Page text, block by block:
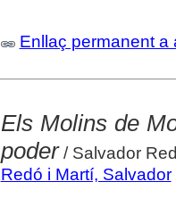
Enllaç permanent a
Els Molins de
poder/ Salvador
Redó i Martí, Salvador